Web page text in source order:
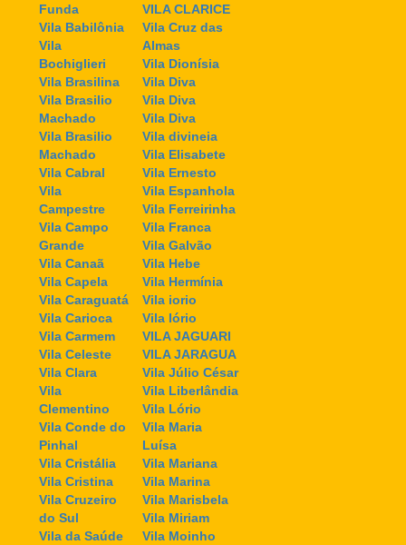
Funda
Vila Babilônia
Vila
Bochiglieri
Vila Brasilina
Vila Brasilio
Machado
Vila Brasilio
Machado
Vila Cabral
Vila
Campestre
Vila Campo
Grande
Vila Canaã
Vila Capela
Vila Caraguatá
Vila Carioca
Vila Carmem
Vila Celeste
Vila Clara
Vila
Clementino
Vila Conde do
Pinhal
Vila Cristália
Vila Cristina
Vila Cruzeiro
do Sul
Vila da Saúde
VILA CLARICE
Vila Cruz das
Almas
Vila Dionísia
Vila Diva
Vila Diva
Vila Diva
Vila divineia
Vila Elisabete
Vila Ernesto
Vila Espanhola
Vila Ferreirinha
Vila Franca
Vila Galvão
Vila Hebe
Vila Hermínia
Vila iorio
Vila Iório
VILA JAGUARI
VILA JARAGUA
Vila Júlio César
Vila Liberlândia
Vila Lório
Vila Maria
Luísa
Vila Mariana
Vila Marina
Vila Marisbela
Vila Miriam
Vila Moinho